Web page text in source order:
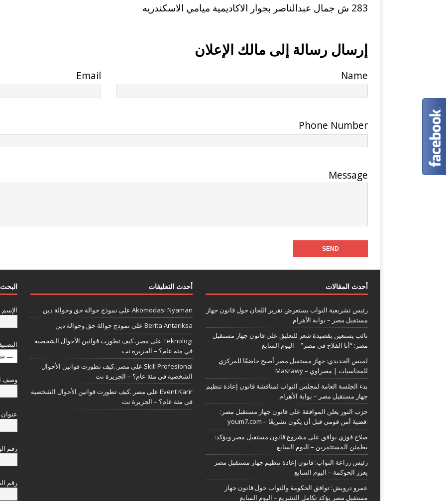
283 ش جمال عبدالناصر بجوار الاكاديمية ميامي الاسكندريه
إرسال رسالة إلى مالك الإعلان
Name
Email
Phone Number
Message
أحدث المقالات
رئيس تشريعية النواب يستعرض تقرير اللجان حول قانون جهاز
مستقبل مصر – بوابة الأهرام
نائب يستعين بقصيدة شعر للتعليق على قانون جهاز مستقبل
مصر: “أنا الفلاح فى مصر” – اليوم السابع
لميس الحديدي: جهاز مستقبل مصر أصبح خاضعًا للمركزي
للمحاسبات | مصراوي – Masrawy
بدء الجلسة العامة لمجلس النواب لمناقشة قانون إعادة تنظيم
جهاز مستقبل مصر – بوابة الأهرام
حزب النور يعلن الموافقة على قانون جهاز مستقبل مصر:
:قضية أمن قومي قبل أن يكون تشريعًا – youm7.com
صلاح فوزي يوافق على مشروع قانون مستقبل مصر ويؤكد:
يطمئن المستثمرين – اليوم السابع
رئيس زراعة النواب: قانون إعادة تنظيم جهاز مستقبل مصر
يعزز الحوكمة – اليوم السابع
عمرو درويش: توافق الحكومة والنواب حول قانون جهاز
مستقبل مصر يؤكد تكامل التشريع – اليوم السابع
أحدث التعليقات
Akomodasi Nyamanعلى نموذج حوالة حق وحوالة دين
Berita Antariksaعلى نموذج حوالة حق وحوالة دين
Teknologiعلى مصر..كيف تطورت قوانين الأحوال الشخصية
في مئة عام؟ – الجزيرة نت
Skill Profesional على مصر..كيف تطورت قوانين الأحوال
الشخصية في مئة عام؟ – الجزيرة نت
Event Karirعلى مصر..كيف تطورت قوانين الأحوال الشخصية
في مئة عام؟ – الجزيرة نت
الإسم
— Choose One —
وصف
رقم
رقم